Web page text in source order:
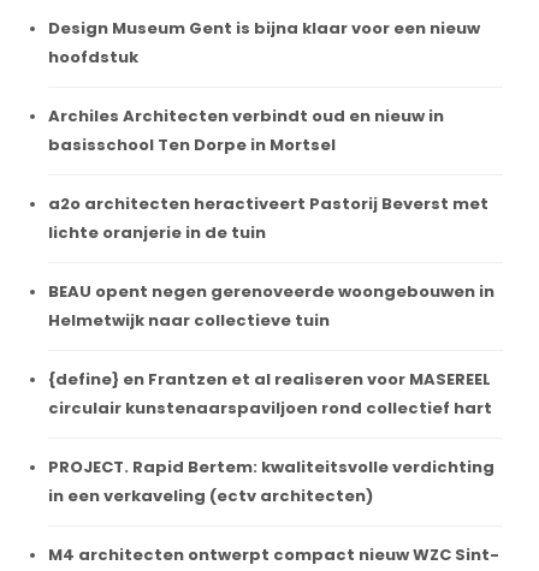
Design Museum Gent is bijna klaar voor een nieuw
hoofdstuk
Archiles Architecten verbindt oud en nieuw in
basisschool Ten Dorpe in Mortsel
a2o architecten heractiveert Pastorij Beverst met
lichte oranjerie in de tuin
BEAU opent negen gerenoveerde woongebouwen in
Helmetwijk naar collectieve tuin
{define} en Frantzen et al realiseren voor MASEREEL
circulair kunstenaarspaviljoen rond collectief hart
PROJECT. Rapid Bertem: kwaliteitsvolle verdichting
in een verkaveling (ectv architecten)
M4 architecten ontwerpt compact nieuw WZC Sint-